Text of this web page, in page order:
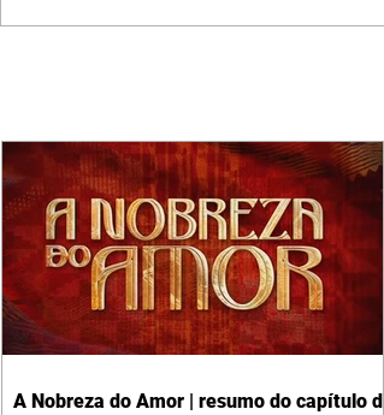
A Nobreza do Amor | resumo do capítulo de